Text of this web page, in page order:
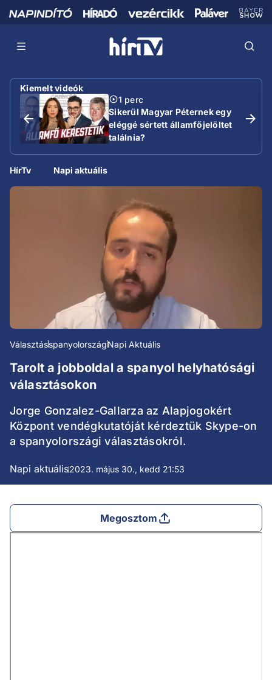
Kiemelt videók
1 perc
Sikerül Magyar Péternek egy
eléggé sértett államfőjelöltet
találnia?
HírTv Napi aktuális
VálasztásspanyolországNapi Aktuális
Tarolt a jobboldal a spanyol helyhatósági
választásokon
Jorge Gonzalez-Gallarza az Alapjogokért
Központ vendégkutatóját kérdeztük Skype-on
a spanyolországi választásokról.
Napi aktuális2023. május 30., kedd 21:53
Megosztom